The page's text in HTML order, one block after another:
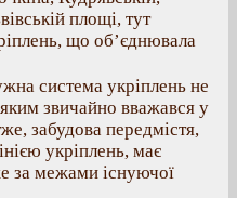
площі, тут
що об’єднювала
система укріплень не
звичайно вважався у
забудова передмістя,
укріплень, має
за межами існуючої